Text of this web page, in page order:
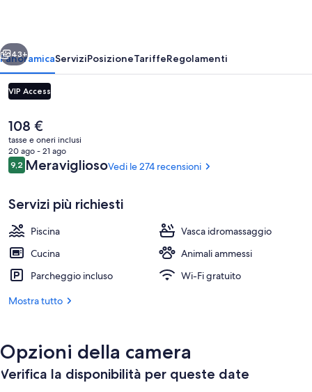
only
Resort
Avanti
43+
PanoramicaServiziPosizioneTariffeRegolamenti
VIP Access
Il
prezzo
attuale
è
108 €
108 €
tasse e oneri inclusi
20 ago - 21 ago
Recensioni
9,29,2 su 10
MeravigliosoVedi le 274 recensioni
Servizi più richiesti
Piscina
Vasca idromassaggio
Cucina
Animali ammessi
Parcheggio incluso
Wi-Fi gratuito
Mostra tutto
Opzioni della camera
Verifica la disponibilità per queste date